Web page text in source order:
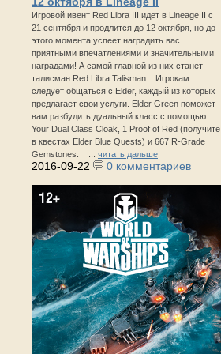
Игровой ивент Red Libra III идет в Lineage II с
21 сентября и продлится до 12 октября, но до
этого момента успеет наградить вас
приятными впечатлениями и значительными
наградами! А самой главной из них станет
талисман Red Libra Talisman. Игрокам
следует общаться с Elder, каждый из которых
предлагает свои услуги. Elder Green поможет
вам разбудить дуальный класс с помощью
Your Dual Class Cloak, 1 Proof of Red (получите
в квестах Elder Blue Quests) и 667 R-Grade
Gemstones. ... читать дальше
2016-09-22 0 комментариев